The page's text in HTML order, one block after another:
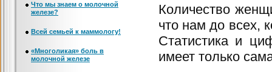
Количество
что нам до всех,
Статистика и
имеет только
Что мы знаем о молочной
железе?
Всей семьей к маммологу!
«Многоликая» боль в
молочной железе